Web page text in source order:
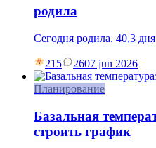
родила
Сегодня родила. 40,3
215 2607 jun 2026
Планирование
Базальная
строить график